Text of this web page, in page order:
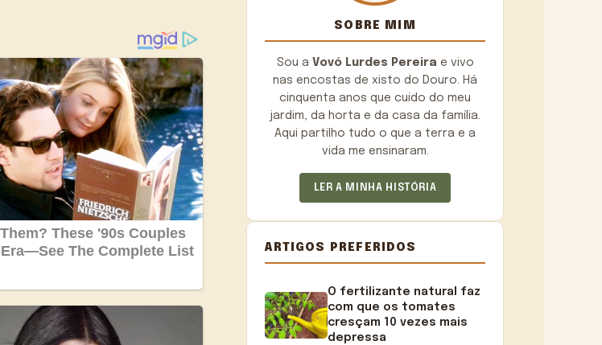
SOBRE MIM
Sou a Vovó Lurdes Pereirae vivo
nas encostas de xisto do Douro. Há
cinquenta anos que cuido do meu
jardim, da horta e da casa da família.
Aqui partilho tudo o que a terra e a
vida me ensinaram.
LER A MINHA HISTÓRIA
ARTIGOS PREFERIDOS
O fertilizante natural faz
com que os tomates
cresçam 10 vezes mais
depressa